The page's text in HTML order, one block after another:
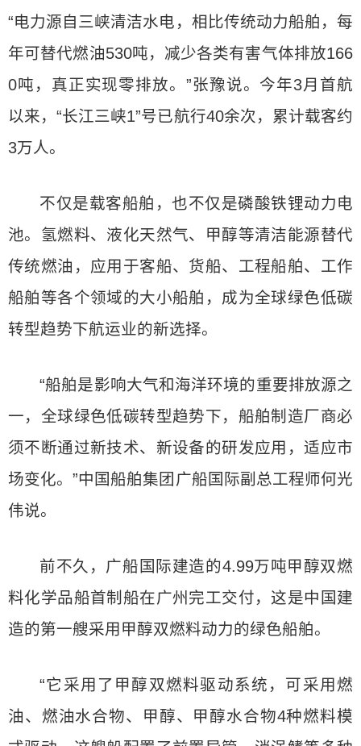
“电力源自三峡清洁水电，相比传统动力船舶，每
年可替代燃油530吨，减少各类有害气体排放166
0吨，真正实现零排放。”张豫说。今年3月首航
以来，“长江三峡1”号已航行40余次，累计载客约
3万人。
不仅是载客船舶，也不仅是磷酸铁锂动力电
池。氢燃料、液化天然气、甲醇等清洁能源替代
传统燃油，应用于客船、货船、工程船舶、工作
船舶等各个领域的大小船舶，成为全球绿色低碳
转型趋势下航运业的新选择。
“船舶是影响大气和海洋环境的重要排放源之
一，全球绿色低碳转型趋势下，船舶制造厂商必
须不断通过新技术、新设备的研发应用，适应市
场变化。”中国船舶集团广船国际副总工程师何光
伟说。
前不久，广船国际建造的4.99万吨甲醇双燃
料化学品船首制船在广州完工交付，这是中国建
造的第一艘采用甲醇双燃料动力的绿色船舶。
“它采用了甲醇双燃料驱动系统，可采用燃
油、燃油水合物、甲醇、甲醇水合物4种燃料模